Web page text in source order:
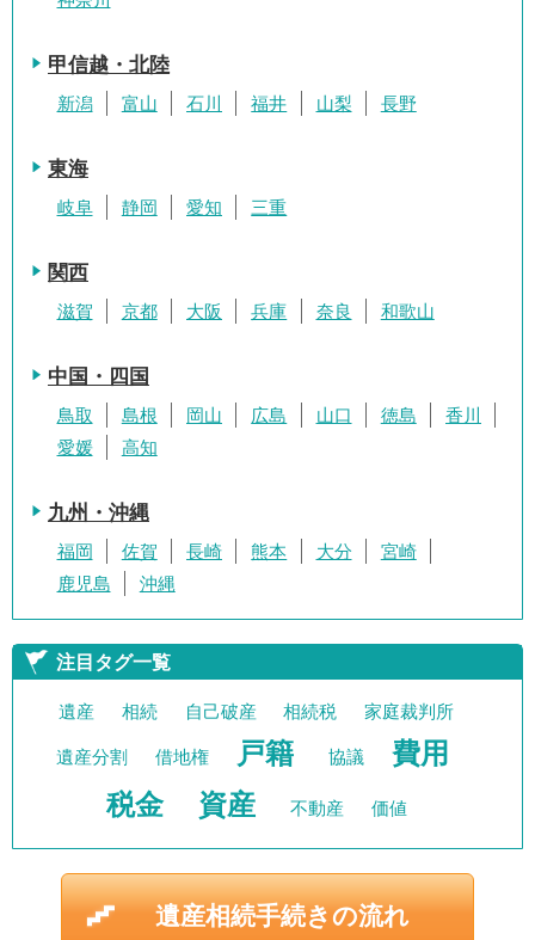
甲信越・北陸
新潟 富山 石川 福井 山梨 長野
東海
岐阜 静岡 愛知 三重
関西
滋賀 京都 大阪 兵庫 奈良 和歌山
中国・四国
鳥取 島根 岡山 広島 山口 徳島
香川
愛媛
高知
九州・沖縄
福岡 佐賀 長崎 熊本 大分
宮崎
鹿児島
沖縄
注目タグ一覧
遺産 相続 自己破産 相続税 家庭裁判所
遺産分割 借地権 戸籍 協議
費用
税金
資産 不動産 価値
遺産相続手続きの流れ